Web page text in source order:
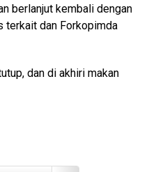
berlanjut kembali dengan
terkait dan Forkopimda
dan di akhiri makan